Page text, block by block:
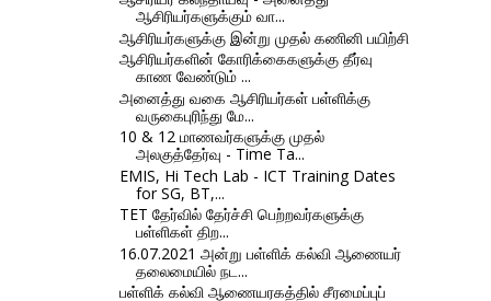
ஆசிரியர்களுக்கும் வா...
ஆசிரியர்களுக்கு இன்று முதல் கணினி பயிற்சி
ஆசிரியர்களின் கோரிக்கைகளுக்கு தீர்வு
காண வேண்டும் ...
அனைத்து வகை ஆசிரியர்கள் பள்ளிக்கு
வருகைபுரிந்து மே...
10 & 12 மாணவர்களுக்கு முதல்
அலகுத்தேர்வு - Time Ta...
EMIS, Hi Tech Lab - ICT Training Dates
for SG, BT,...
TET தேர்வில் தேர்ச்சி பெற்றவர்களுக்கு
பள்ளிகள் திற...
16.07.2021 அன்று பள்ளிக் கல்வி ஆணையர்
தலைமையில் நட...
பள்ளிக் கல்வி ஆணையரகத்தில் சீரமைப்புப்